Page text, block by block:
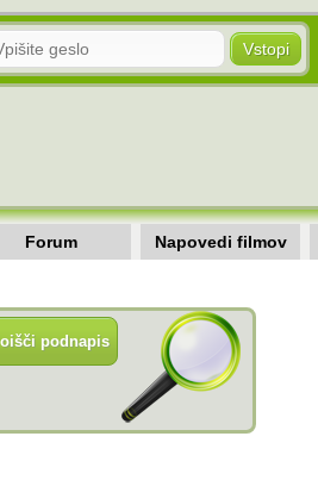
Forum Napovedi filmov